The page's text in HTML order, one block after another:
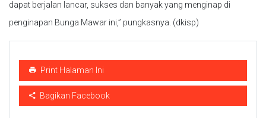
dapat berjalan lancar, sukses dan banyak yang menginap di
penginapan Bunga Mawar ini,” pungkasnya. (dkisp)
Print Halaman Ini
Bagikan Facebook